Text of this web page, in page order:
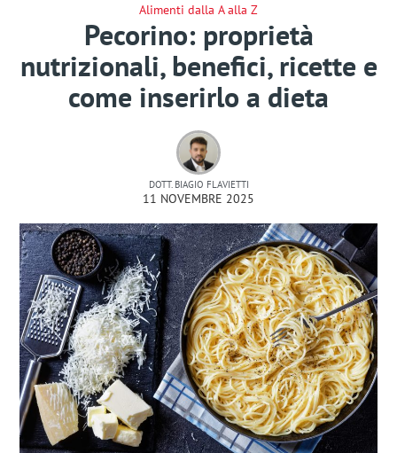
Alimenti dalla A alla Z
Pecorino: proprietà
nutrizionali, benefici, ricette e
come inserirlo a dieta
DOTT. BIAGIO FLAVIETTI
11 NOVEMBRE 2025